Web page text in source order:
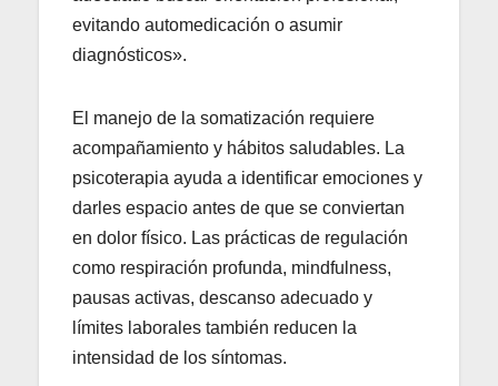
evitando automedicación o asumir
diagnósticos».
El manejo de la somatización requiere
acompañamiento y hábitos saludables. La
psicoterapia ayuda a identificar emociones y
darles espacio antes de que se conviertan
en dolor físico. Las prácticas de regulación
como respiración profunda, mindfulness,
pausas activas, descanso adecuado y
límites laborales también reducen la
intensidad de los síntomas.